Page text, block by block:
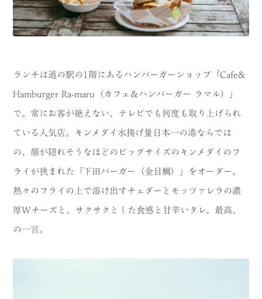
ランチは道の駅の1階にあるハンバーガーショップ「Cafe&
Hamburger Ra-maru（カフェ＆ハンバーガー ラマル）」
で。常にお客が絶えない、テレビでも何度も取り上げられ
ている人気店。キンメダイ水揚げ量日本一の港ならでは
の、顔が隠れそうなほどのビッグサイズのキンメダイのフ
ライが挟まれた「下田バーガー（金目鯛）」をオーダー。
熱々のフライの上で溶け出すチェダーとモッツァレラの濃
厚Wチーズと、サクサクとした食感と甘辛いタレ。最高、
の一言。